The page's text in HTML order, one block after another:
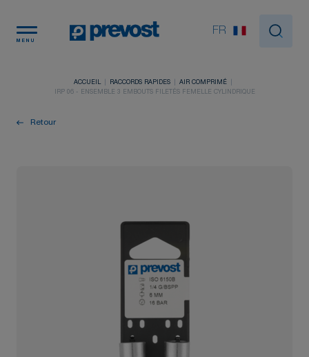
MENU
FR
ACCUEIL RACCORDS RAPIDES
AIR COMPRIMÉ
IRP 06 - ENSEMBLE 3 EMBOUTS FILETÉS FEMELLE CYLINDRIQUE
Retour